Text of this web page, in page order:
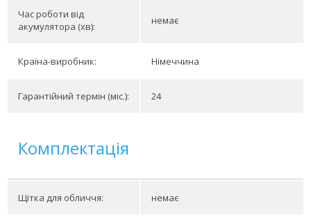
Час роботи від
акумулятора (хв):
немає
Країна-виробник: Німеччина
Гарантійний термін (міс.): 24
Комплектація
Щітка для обличчя: немає